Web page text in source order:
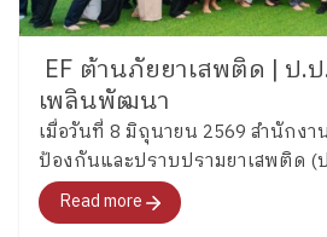
EF ต้านภัยยาเสพติด | ป.
เพลินพัฒนา
เมื่อวันที่ 8 มิถุนายน 2569 สำนักง
ป้องกันและปราบปรามยาเสพติด (ป
และศึกษากระบวนการพัฒนาทักษะ
ชีวิต (Executive Functions : EF) ขอ
Read more